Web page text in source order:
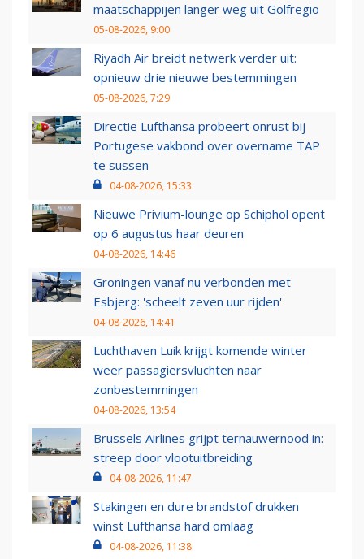
maatschappijen langer weg uit Golfregio
05-08-2026, 9:00
Riyadh Air breidt netwerk verder uit:
opnieuw drie nieuwe bestemmingen
05-08-2026, 7:29
Directie Lufthansa probeert onrust bij
Portugese vakbond over overname TAP
te sussen
04-08-2026, 15:33
Nieuwe Privium-lounge op Schiphol opent
op 6 augustus haar deuren
04-08-2026, 14:46
Groningen vanaf nu verbonden met
Esbjerg: 'scheelt zeven uur rijden'
04-08-2026, 14:41
Luchthaven Luik krijgt komende winter
weer passagiersvluchten naar
zonbestemmingen
04-08-2026, 13:54
Brussels Airlines grijpt ternauwernood in:
streep door vlootuitbreiding
04-08-2026, 11:47
Stakingen en dure brandstof drukken
winst Lufthansa hard omlaag
04-08-2026, 11:38